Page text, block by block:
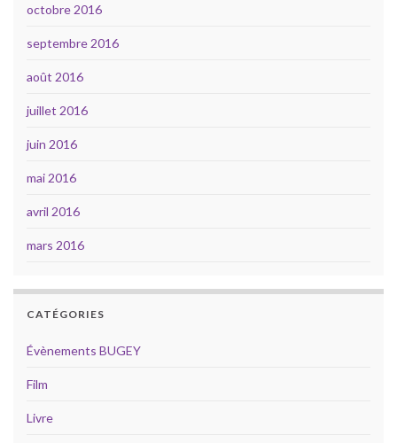
octobre 2016
septembre 2016
août 2016
juillet 2016
juin 2016
mai 2016
avril 2016
mars 2016
CATÉGORIES
Évènements BUGEY
Film
Livre